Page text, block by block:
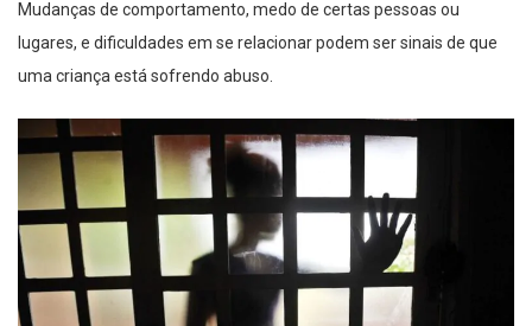
Mudanças de comportamento, medo de certas pessoas ou
lugares, e dificuldades em se relacionar podem ser sinais de que
uma criança está sofrendo abuso.